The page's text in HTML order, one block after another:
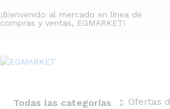
¡Bienvenido al mercado en línea de
compras y ventas, EGMARKET!
Todas las categorías Ofertas